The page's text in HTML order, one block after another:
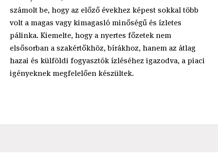
számolt be, hogy az előző évekhez képest sokkal több
volt a magas vagy kimagasló minőségű és ízletes
pálinka. Kiemelte, hogy a nyertes főzetek nem
elsősorban a szakértőkhöz, bírákhoz, hanem az átlag
hazai és külföldi fogyasztók ízléséhez igazodva, a piaci
igényeknek megfelelően készültek.